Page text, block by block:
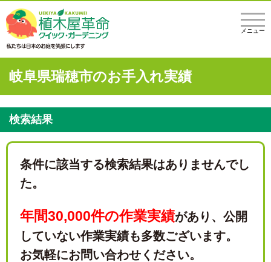
メニュー
岐阜県瑞穂市のお手入れ実績
検索結果
条件に該当する検索結果はありませんでし
た。
年間30,000件の作業実績があり、 公開
していない作業実績も多数ございます。
お気軽にお問い合わせください。